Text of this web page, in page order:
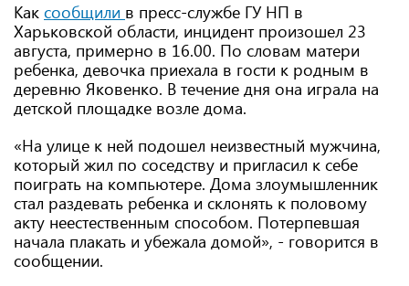
Как сообщили в пресс-службе ГУ НП в
Харьковской области, инцидент произошел 23
августа, примерно в 16.00. По словам матери
ребенка, девочка приехала в гости к родным в
деревню Яковенко. В течение дня она играла на
детской площадке возле дома.
«На улице к ней подошел неизвестный мужчина,
который жил по соседству и пригласил к себе
поиграть на компьютере. Дома злоумышленник
стал раздевать ребенка и склонять к половому
акту неестественным способом. Потерпевшая
начала плакать и убежала домой», - говорится в
сообщении.